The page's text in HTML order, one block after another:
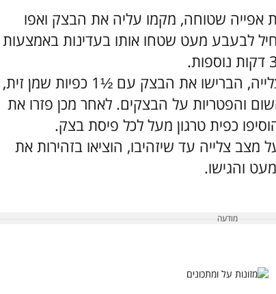
אפייה שטוחה, מקמו עליה את הבצק ואפו
מתחיל לבעבע מעט שטחו אותו בעדינות באמצעות
הפעילו את התנור על מצב צלייה, הברישו את הבצק עם ½1 כפיות שמן זית,
והפטריות על הבצקים. לאחר מכן פזרו את
כפית טרגון מעל לכל פיסת בצק.
צלייה עד שיזהיבו, הוציאו בזהירות את
והגישו.